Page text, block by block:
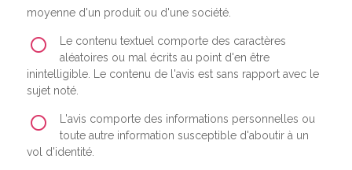
moyenne d'un produit ou d'une société.
Le contenu textuel comporte des caractères
aléatoires ou mal écrits au point d'en être
inintelligible. Le contenu de l'avis est sans rapport avec le
sujet noté.
L'avis comporte des informations personnelles ou
toute autre information susceptible d'aboutir à un
vol d'identité.